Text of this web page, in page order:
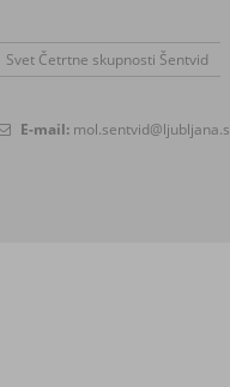
Svet Četrtne skupnosti Šentvid
E-mail: